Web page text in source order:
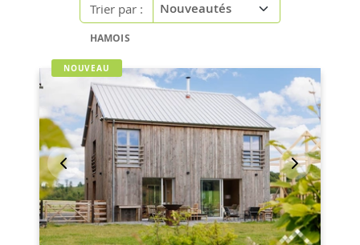
Trier par :
HAMOIS